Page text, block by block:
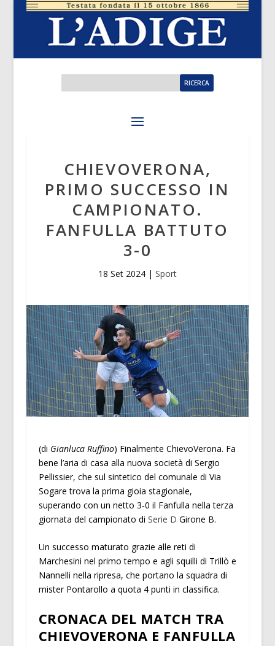
CHIEVOVERONA,
PRIMO SUCCESSO IN
CAMPIONATO.
FANFULLA BATTUTO
3-0
18 Set 2024| Sport
(di Gianluca Ruffino) Finalmente ChievoVerona. Fa
bene l’aria di casa alla nuova società di Sergio
Pellissier, che sul sintetico del comunale di Via
Sogare trova la prima gioia stagionale,
superando con un netto 3-0 il Fanfulla nella terza
giornata del campionato di Serie D Girone B.
Un successo maturato grazie alle reti di
Marchesini nel primo tempo e agli squilli di Trillò e
Nannelli nella ripresa, che portano la squadra di
mister Pontarollo a quota 4 punti in classifica.
CRONACA DEL MATCH TRA
CHIEVOVERONA E FANFULLA